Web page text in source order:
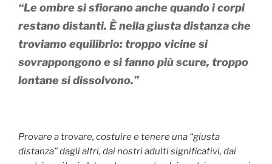
“Le ombre si sfiorano anche quando i corpi
restano distanti. È nella giusta distanza che
troviamo equilibrio: troppo vicine si
sovrappongono e si fanno più scure, troppo
lontane si dissolvono.”
Provare a trovare, costuire e tenere una “giusta
distanza” dagli altri, dai nostri adulti significativi, dai